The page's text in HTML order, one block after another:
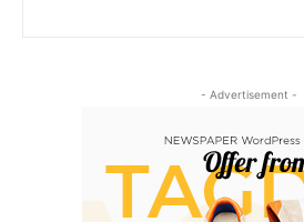
- Advertisement -